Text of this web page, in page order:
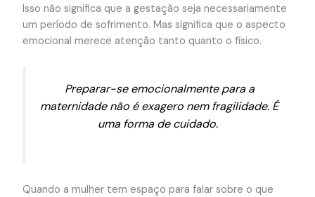
Isso não significa que a gestação seja necessariamente
um período de sofrimento. Mas significa que o aspecto
emocional merece atenção tanto quanto o físico.
Preparar-se emocionalmente para a
maternidade não é exagero nem fragilidade. É
uma forma de cuidado.
Quando a mulher tem espaço para falar sobre o que